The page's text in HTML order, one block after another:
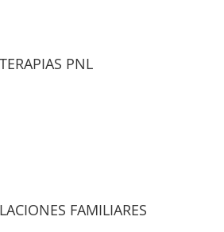
TERAPIAS PNL
FAMILIARES